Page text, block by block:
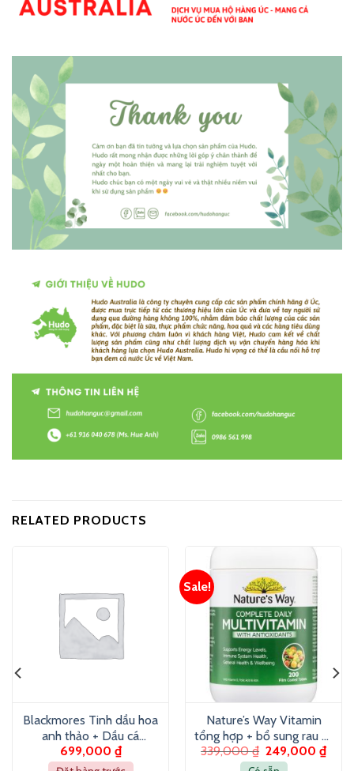
RELATED PRODUCTS
Blackmores Tinh dầu hoa
anh thảo + Dầu cá
1000mg (100 viên)
699,000 ₫
Sale!
Nature’s Way Vitamin
tổng hợp + bổ sung rau củ
cho người lớn (200 viên)
339,000₫ 249,000 ₫